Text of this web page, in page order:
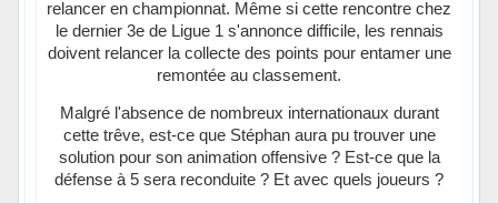
relancer en championnat. Même si cette rencontre chez
le dernier 3e de Ligue 1 s'annonce difficile, les rennais
doivent relancer la collecte des points pour entamer une
remontée au classement.
Malgré l'absence de nombreux internationaux durant
cette trêve, est-ce que Stéphan aura pu trouver une
solution pour son animation offensive ? Est-ce que la
défense à 5 sera reconduite ? Et avec quels joueurs ?